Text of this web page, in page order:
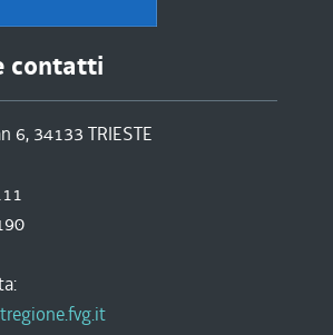
contatti
6, 34133 TRIESTE